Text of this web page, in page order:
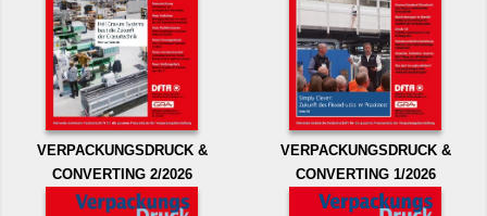
VERPACKUNGSDRUCK &
CONVERTING 2/2026
VERPACKUNGSDRUCK &
CONVERTING 1/2026